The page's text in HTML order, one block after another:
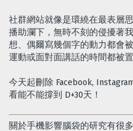
社群網站就像是環繞在最表層
播助瀾下，無時不刻的侵擾著
想、偶爾寫幾個字的動力都會
運動或面對面講話的時間都被置
今天起刪除 Facebook,
看能不能撐到 D+30天！
關於手機影響腦袋的研究有很